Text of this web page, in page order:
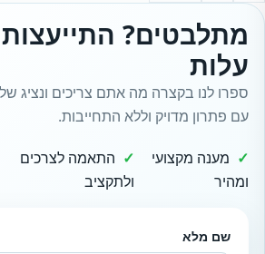
מתלבטים?
עלות
ספרו לנו בקצרה מה אתם צריכים ונציג
עם פתרון מדויק וללא התחייבות.
מענה מקצועי
ומהיר
התאמה לצרכים
ולתקציב
שם מלא